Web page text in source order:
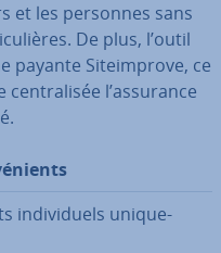
et les personnes sans
De plus, l’outil
payante Si­teim­prove, ce
l’assurance
in­di­vi­duels uni­que­